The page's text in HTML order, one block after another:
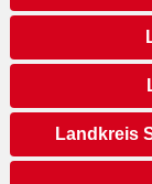
Landkreis